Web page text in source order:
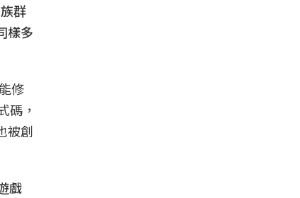
群
樣多
修
碼，
被創
戲